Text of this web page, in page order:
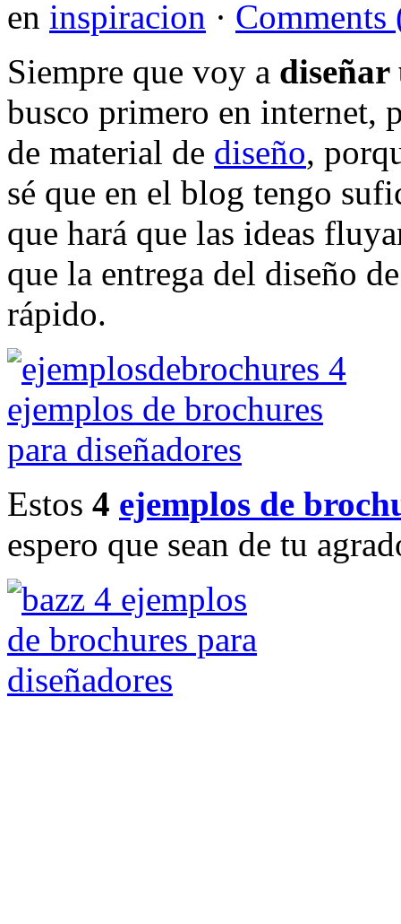
en inspiracion · Comments
Siempre que voy a
busco primero en internet,
de material de diseño,
sé que en el blog tengo
que hará que las ideas
que la entrega del diseño
rápido.
Estos 4 ejemplos de
espero que sean de tu